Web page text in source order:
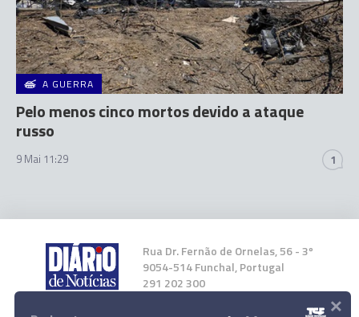
A GUERRA
Pelo menos cinco mortos devido a ataque
russo
9 Mai 11:29 1
Rua Dr. Fernão de Ornelas, 56 - 3º
9054-514 Funchal, Portugal
291 202 300
×